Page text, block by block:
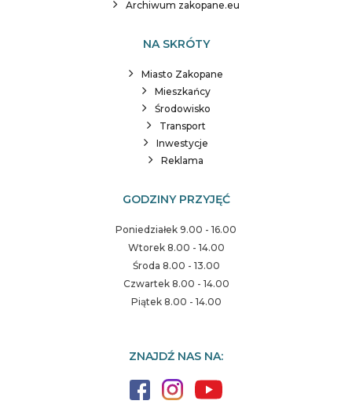
Archiwum zakopane.eu
NA SKRÓTY
Miasto Zakopane
Mieszkańcy
Środowisko
Transport
Inwestycje
Reklama
GODZINY PRZYJĘĆ
Poniedziałek 9.00 - 16.00
Wtorek 8.00 - 14.00
Środa 8.00 - 13.00
Czwartek 8.00 - 14.00
Piątek 8.00 - 14.00
ZNAJDŹ NAS NA: